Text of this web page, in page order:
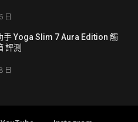
日
手 Yoga Slim 7 Aura Edition 觸
評測
日